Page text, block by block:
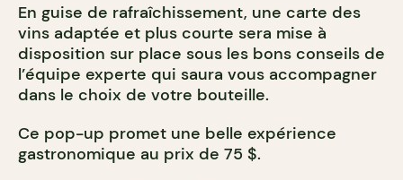
En guise de rafraîchissement, une carte des
vins adaptée et plus courte sera mise à
disposition sur place sous les bons conseils de
l’équipe experte qui saura vous accompagner
dans le choix de votre bouteille.
Ce pop-up promet une belle expérience
gastronomique au prix de 75 $.